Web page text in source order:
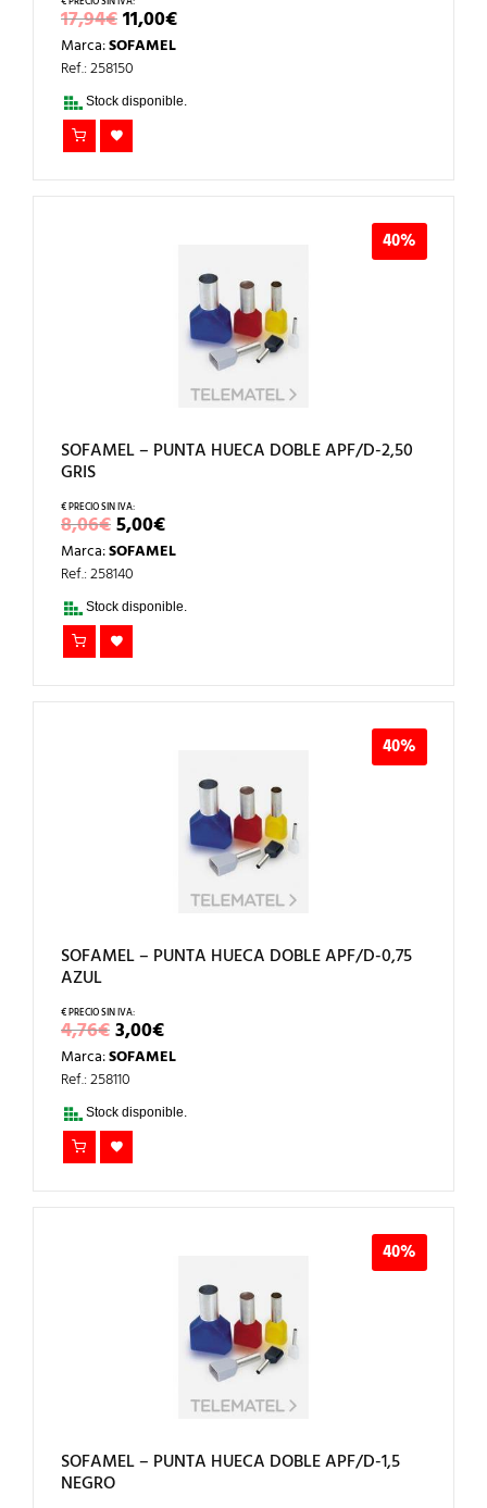
17,94€EL
PRECIO
ORIGINAL
ERA:
17,94€.
11,00€EL
PRECIO
Marca:SOFAMEL
Ref.: 258150
Stock disponible.
40%
SOFAMEL – PUNTA HUECA DOBLE APF/D-2,50
GRIS
8,06€EL
PRECIO
ORIGINAL
ERA:
8,06€.
5,00€EL
PRECIO
ACTUAL
5,00€.
Marca:SOFAMEL
Ref.: 258140
Stock disponible.
40%
SOFAMEL – PUNTA HUECA DOBLE APF/D-0,75
AZUL
4,76€EL
PRECIO
ORIGINAL
ERA:
4,76€.
3,00€EL
PRECIO
ACTUAL
3,00€.
Marca:SOFAMEL
Ref.: 258110
Stock disponible.
40%
SOFAMEL – PUNTA HUECA DOBLE APF/D-1,5
NEGRO